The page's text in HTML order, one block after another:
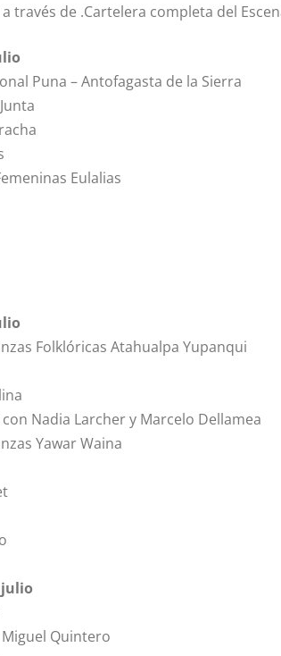
través de .Cartelera completa del
Puna – Antofagasta de la Sierra
Eulalias
Folklóricas Atahualpa Yupanqui
Nadia Larcher y Marcelo Dellamea
Yawar Waina
julio
Quintero